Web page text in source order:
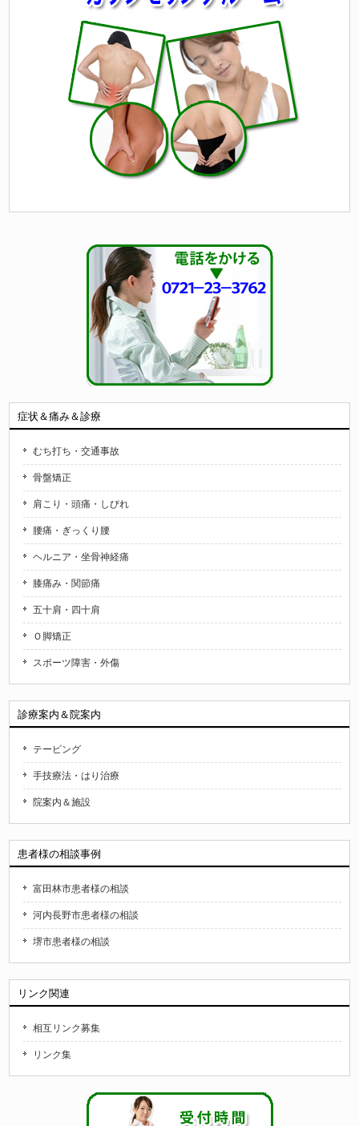
症状＆痛み＆診療
むち打ち・交通事故
骨盤矯正
肩こり・頭痛・しびれ
腰痛・ぎっくり腰
ヘルニア・坐骨神経痛
膝痛み・関節痛
五十肩・四十肩
Ｏ脚矯正
スポーツ障害・外傷
診療案内＆院案内
テーピング
手技療法・はり治療
院案内＆施設
患者様の相談事例
富田林市患者様の相談
河内長野市患者様の相談
堺市患者様の相談
リンク関連
相互リンク募集
リンク集